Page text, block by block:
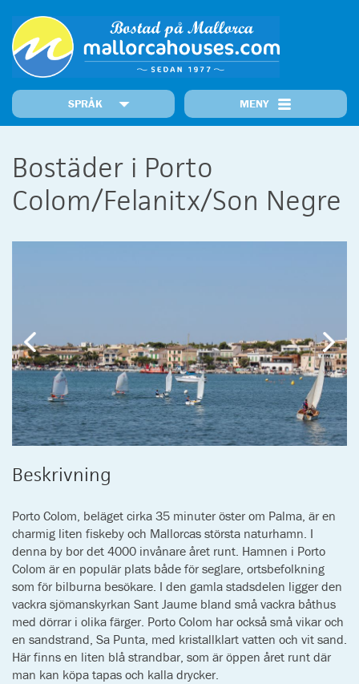
SPRÅK MENY
Orter
MallorcaNews
Kontakt Prime Properties
Bostäder i Porto
Colom/Felanitx/Son Negre
Beskrivning
Porto Colom, beläget cirka 35 minuter öster om Palma, är en
charmig liten fiskeby och Mallorcas största naturhamn. I
denna by bor det 4000 invånare året runt. Hamnen i Porto
Colom är en populär plats både för seglare, ortsbefolkning
som för bilburna besökare. I den gamla stadsdelen ligger den
vackra sjömanskyrkan Sant Jaume bland små vackra båthus
med dörrar i olika färger. Porto Colom har också små vikar och
en sandstrand, Sa Punta, med kristallklart vatten och vit sand.
Här finns en liten blå strandbar, som är öppen året runt där
man kan köpa tapas och kalla drycker.